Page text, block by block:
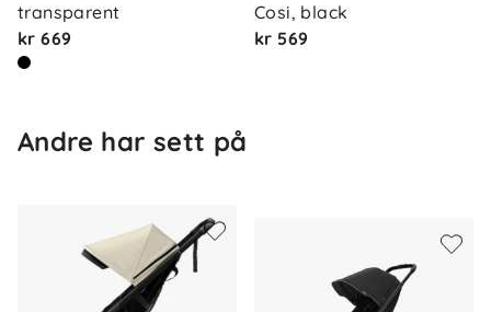
Dimensjoner vogn – sammenslått
Svinghjul foran med låsefunksjon
transparent
kr 669
Cosi, black
kr 569
Andre har sett på